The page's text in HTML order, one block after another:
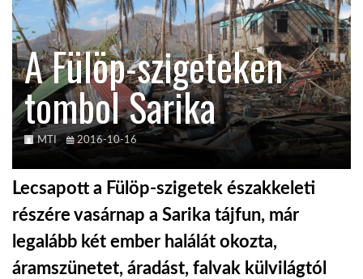
AUSZTRÁLIA
A VILÁG ITTHON
MÉDIA
GLOBOTV BP
A Fülöp-szigeteken
tombol Sarika
MTI 2016-10-16
Lecsapott a Fülöp-szigetek északkeleti
részére vasárnap a Sarika tájfun, már
legalább két ember halálát okozta,
áramszünetet, áradást, falvak külvilágtól